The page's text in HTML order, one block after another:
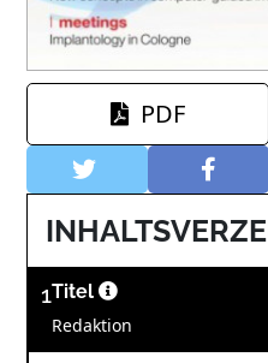
PDF
1Titel
Redaktion